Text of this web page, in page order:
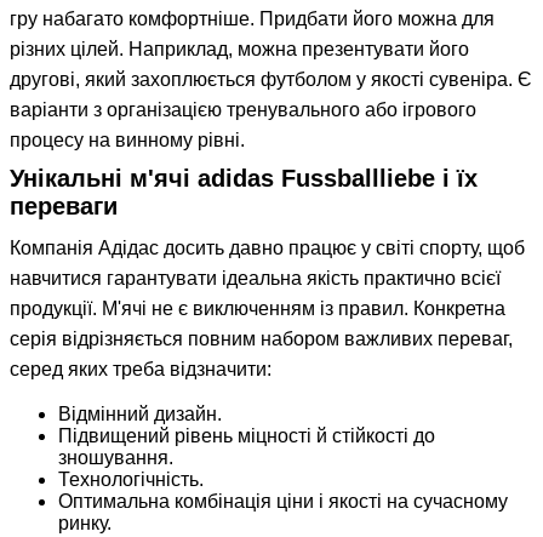
гру набагато комфортніше. Придбати його можна для
різних цілей. Наприклад, можна презентувати його
другові, який захоплюється футболом у якості сувеніра. Є
варіанти з організацією тренувального або ігрового
процесу на винному рівні.
Унікальні м'ячі adidas Fussballliebe і їх
переваги
Компанія Адідас досить давно працює у світі спорту, щоб
навчитися гарантувати ідеальна якість практично всієї
продукції. М'ячі не є виключенням із правил. Конкретна
серія відрізняється повним набором важливих переваг,
серед яких треба відзначити:
Відмінний дизайн.
Підвищений рівень міцності й стійкості до
зношування.
Технологічність.
Оптимальна комбінація ціни і якості на сучасному
ринку.